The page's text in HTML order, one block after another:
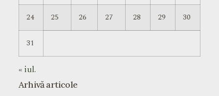
24 25 26 27 28 29 30
31
« iul.
Arhivă articole